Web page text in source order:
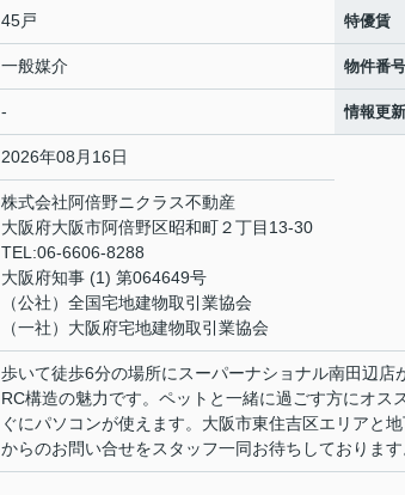
45戸 特優賃
一般媒介 物件番号
- 情報更
2026年08月16日
株式会社阿倍野ニクラス不動産
大阪府大阪市阿倍野区昭和町２丁目13-30
TEL:06-6606-8288
大阪府知事 (1) 第064649号
（公社）全国宅地建物取引業協会
（一社）大阪府宅地建物取引業協会
歩いて徒歩6分の場所にスーパーナショナル南田辺
RC構造の魅力です。ペットと一緒に過ごす方にオ
ぐにパソコンが使えます。大阪市東住吉区エリアと
からのお問い合せをスタッフ一同お待ちしております